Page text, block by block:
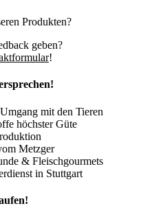
Produkten?
geben?
!
mit den Tieren
höchster Güte
Metzger
& Fleischgourmets
in Stuttgart